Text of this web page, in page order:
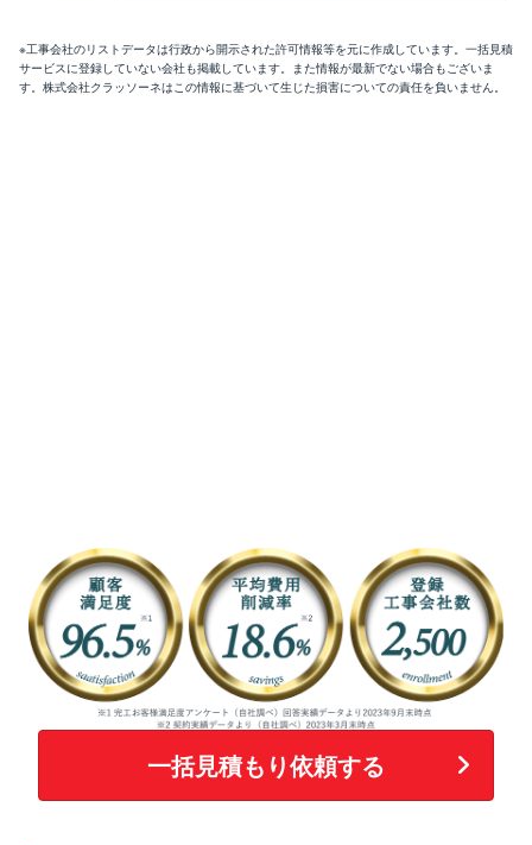
※工事会社のリストデータは行政から開示された許可情報等を元に作成しています。一括見積
サービスに登録していない会社も掲載しています。また情報が最新でない場合もございま
す。株式会社クラッソーネはこの情報に基づいて生じた損害についての責任を負いません。
一括見積もり依頼する